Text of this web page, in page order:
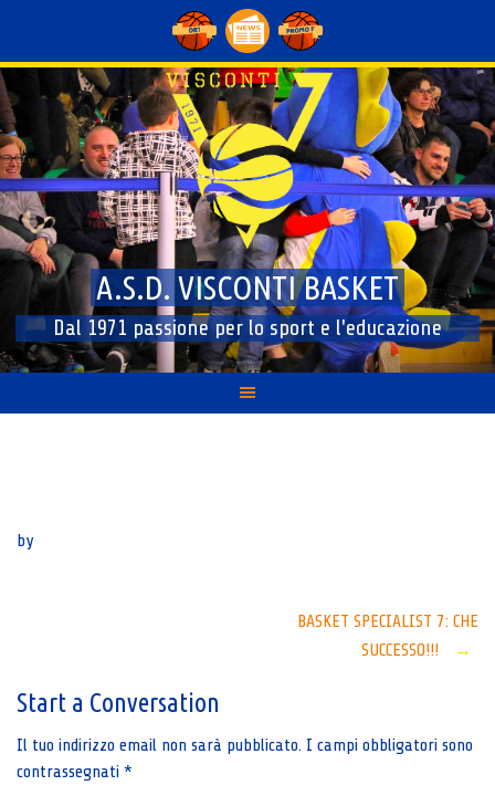
content
A.S.D. VISCONTI BASKET
Dal 1971 passione per lo sport e l'educazione
by
BASKET SPECIALIST 7: CHE
SUCCESSO!!!
→
Start a Conversation
Il tuo indirizzo email non sarà pubblicato. I campi obbligatori sono
contrassegnati *